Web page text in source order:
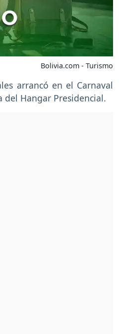
Bolivia.com - Turismo
arrancó en el Carnaval
Hangar Presidencial.